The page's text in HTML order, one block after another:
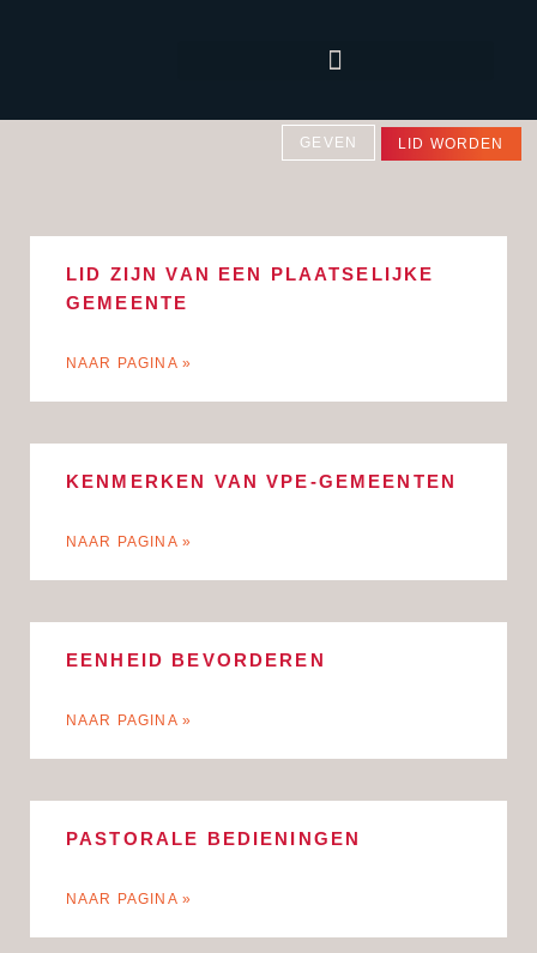
GEVEN LID WORDEN
LID ZIJN VAN EEN PLAATSELIJKE
GEMEENTE
NAAR PAGINA »
KENMERKEN VAN VPE-GEMEENTEN
NAAR PAGINA »
EENHEID BEVORDEREN
NAAR PAGINA »
PASTORALE BEDIENINGEN
NAAR PAGINA »